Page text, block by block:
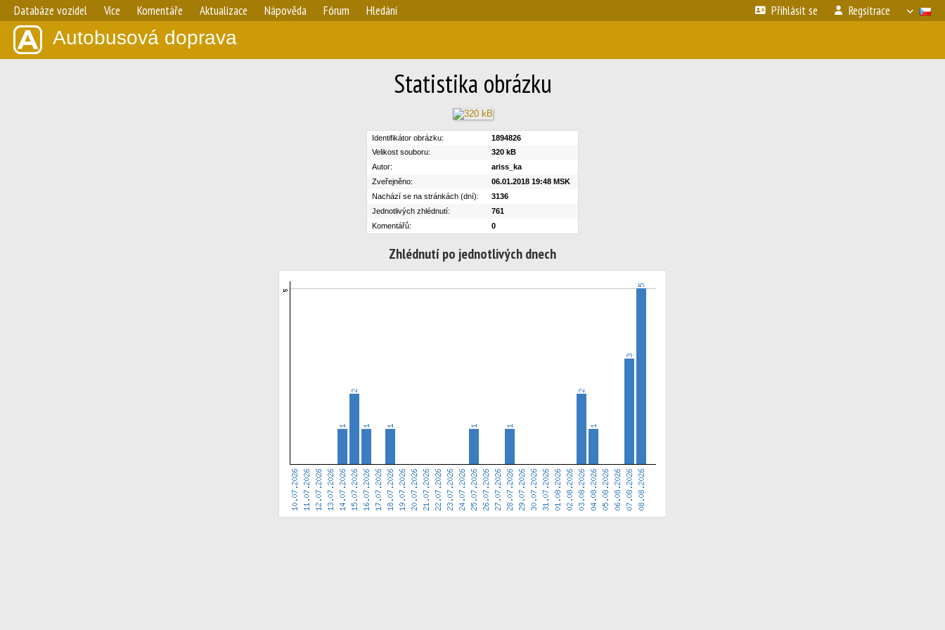
Databáze vozidel Více Komentáře Aktualizace Nápověda Fórum Hledání Přihlásit se Regsitrace
Autobusová doprava
Statistika obrázku
Identifikátor obrázku:
1894826
Velikost souboru:
320 kB
Autor:
ariss_ka
Zveřejněno:
06.01.2018 19:48 MSK
Nachází se na stránkách (dní):
3136
Jednotlivých zhlédnutí:
761
Komentářů:
0
Zhlédnutí po jednotlivých dnech